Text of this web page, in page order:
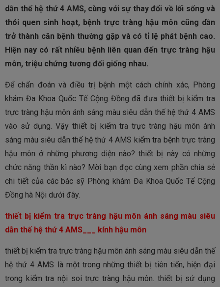
dẫn thế hệ thứ 4 AMS, cùng với sự thay đổi về lối sống và
thói quen sinh hoạt, bệnh trực tràng hậu môn cũng dần
trở thành căn bệnh thường gặp và có tỉ lệ phát bệnh cao.
Hiện nay có rất nhiều bệnh liên quan đến trực tràng hậu
môn, triệu chứng tương đối giống nhau.
Để chẩn đoán và điều trị bệnh một cách chính xác, Phòng
khám Đa Khoa Quốc Tế Cộng Đồng đã đưa thiết bị kiểm tra
trực tràng hậu môn ánh sáng màu siêu dẫn thế hệ thứ 4 AMS
vào sử dụng. Vậy thiết bị kiểm tra trực tràng hậu môn ánh
sáng màu siêu dẫn thế hệ thứ 4 AMS kiểm tra bệnh trực tràng
hậu môn ở những phương diện nào? thiết bị này có những
chức năng thần kì nào? Mời bạn đọc cùng xem phần chia sẻ
chi tiết của các bác sỹ Phòng khám Đa Khoa Quốc Tế Cộng
Đồng hà Nội dưới đây.
thiết bị kiểm tra trực tràng hậu môn ánh sáng màu siêu
dẫn thế hệ thứ 4 AMS ___ kính hậu môn
thiết bị kiểm tra trực tràng hậu môn ánh sáng màu siêu dẫn thế
hệ thứ 4 AMS là một trong những thiết bị tiên tiến, hiện đại
trong kiểm tra nội soi trực tràng hậu môn. thiết bị sử dụng